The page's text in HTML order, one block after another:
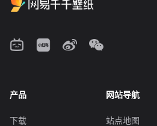
产品
下载
网站导航
站点地图